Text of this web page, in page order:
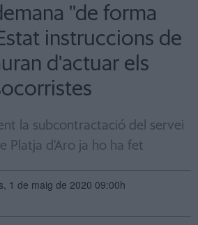
''de forma
instruccions de
d'actuar els
la subcontractació del servei
Platja d'Aro ja ho ha fet
1 de maig de 2020 09:00h